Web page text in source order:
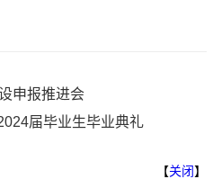
申报推进会
届毕业生毕业典礼
【关闭】